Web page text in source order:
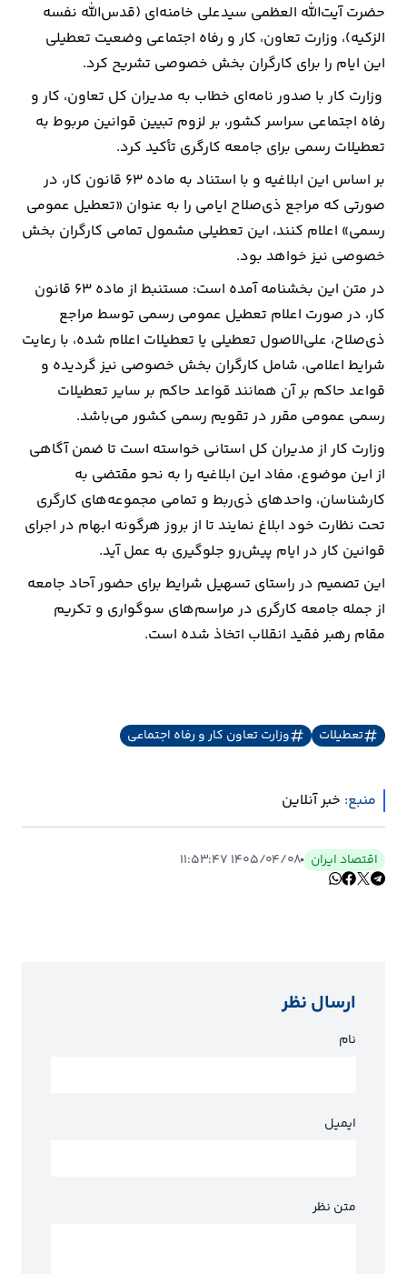
اقتصاد
ایران
ارتباطات
خودرو
عمومی
نوتیف
شناور
حضرت آیت‌الله العظمی سیدعلی خامنه‌ای (قدس‌الله نفسه
الزکیه)، وزارت تعاون، کار و رفاه اجتماعی وضعیت تعطیلی
این ایام را برای کارگران بخش خصوصی تشریح کرد.
وزارت کار با صدور نامه‌ای خطاب به مدیران کل تعاون، کار و
رفاه اجتماعی سراسر کشور، بر لزوم تبیین قوانین مربوط به
تعطیلات رسمی برای جامعه کارگری تأکید کرد.
بر اساس این ابلاغیه و با استناد به ماده ۶۳ قانون کار، در
صورتی که مراجع ذی‌صلاح ایامی را به عنوان «تعطیل عمومی
رسمی» اعلام کنند، این تعطیلی مشمول تمامی کارگران بخش
خصوصی نیز خواهد بود.
در متن این بخشنامه آمده است: مستنبط از ماده ۶۳ قانون
کار، در صورت اعلام تعطیل عمومی رسمی توسط مراجع
ذی‌صلاح، علی‌الاصول تعطیلی یا تعطیلات اعلام شده، با رعایت
شرایط اعلامی، شامل کارگران بخش خصوصی نیز گردیده و
قواعد حاکم بر آن همانند قواعد حاکم بر سایر تعطیلات
رسمی عمومی مقرر در تقویم رسمی کشور می‌باشد.
وزارت کار از مدیران کل استانی خواسته است تا ضمن آگاهی
از این موضوع، مفاد این ابلاغیه را به نحو مقتضی به
کارشناسان، واحدهای ذی‌ربط و تمامی مجموعه‌های کارگری
تحت نظارت خود ابلاغ نمایند تا از بروز هرگونه ابهام در اجرای
قوانین کار در ایام پیش‌رو جلوگیری به عمل آید.
این تصمیم در راستای تسهیل شرایط برای حضور آحاد جامعه
از جمله جامعه کارگری در مراسم‌های سوگواری و تکریم
مقام رهبر فقید انقلاب اتخاذ شده است.
تعطیلات وزارت تعاون کار و رفاه اجتماعی
منبع: خبر آنلاین
اقتصاد ایران ۱۴۰۵/۰۴/۰۸ ۱۱:۵۳:۴۷
ارسال نظر
نام
ایمیل
متن نظر